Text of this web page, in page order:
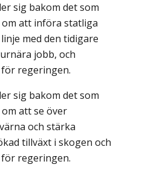
sig bakom det som
att införa statliga
med den tidigare
jobb, och
regeringen.
sig bakom det som
att se över
och stärka
tillväxt i skogen och
regeringen.